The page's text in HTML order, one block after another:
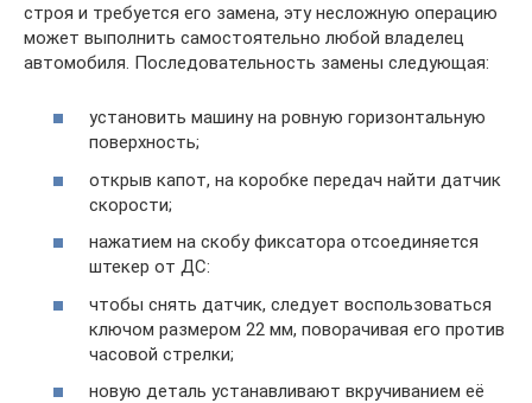
строя и требуется его замена, эту несложную операцию
может выполнить самостоятельно любой владелец
автомобиля. Последовательность замены следующая:
установить машину на ровную горизонтальную
поверхность;
открыв капот, на коробке передач найти датчик
скорости;
нажатием на скобу фиксатора отсоединяется
штекер от ДС:
чтобы снять датчик, следует воспользоваться
ключом размером 22 мм, поворачивая его против
часовой стрелки;
новую деталь устанавливают вкручиванием её